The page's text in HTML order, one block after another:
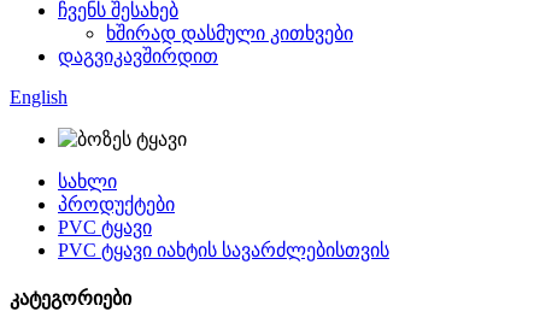
ჩვენს შესახებ
ხშირად დასმული კითხვები
დაგვიკავშირდით
English
სახლი
პროდუქტები
PVC ტყავი
PVC ტყავი იახტის სავარძლებისთვის
კატეგორიები